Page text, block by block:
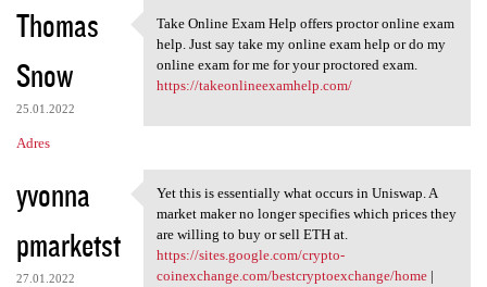
Thomas
Snow
25.01.2022
Adres
Take Online Exam Help offers
Take Online Exam Help offers proctor online exam
help. Just say take my online exam help or do my
online exam for me for your proctored exam.
https://takeonlineexamhelp.com/
yvonna
pmarketst
27.01.2022
Yet this is essentially what
Yet this is essentially what occurs in Uniswap. A
market maker no longer specifies which prices they
are willing to buy or sell ETH at.
https://sites.google.com/crypto-
coinexchange.com/bestcryptoexchange/home|